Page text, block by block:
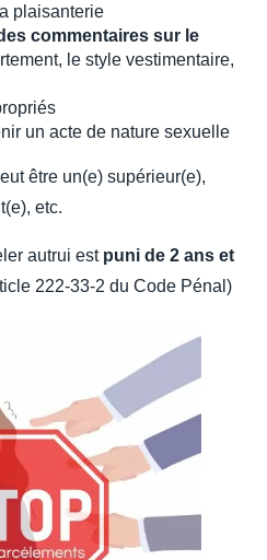
plaisanterie
commentaires sur le
le style vestimentaire,
un acte de nature sexuelle
être un(e) supérieur(e),
etc.
autrui est puni de 2 ans et
222-33-2 du Code Pénal)